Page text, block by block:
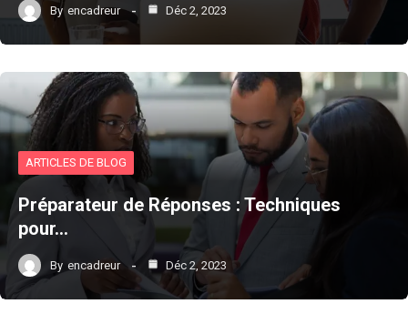
By encadreur Déc 2, 2023
ARTICLES DE BLOG
Préparateur de Réponses : Techniques
pour…
By encadreur Déc 2, 2023